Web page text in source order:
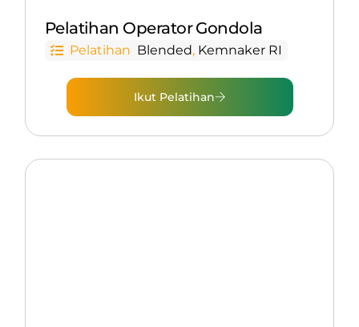
Pelatihan Operator Gondola
Pelatihan Blended, Kemnaker RI
Ikut Pelatihan